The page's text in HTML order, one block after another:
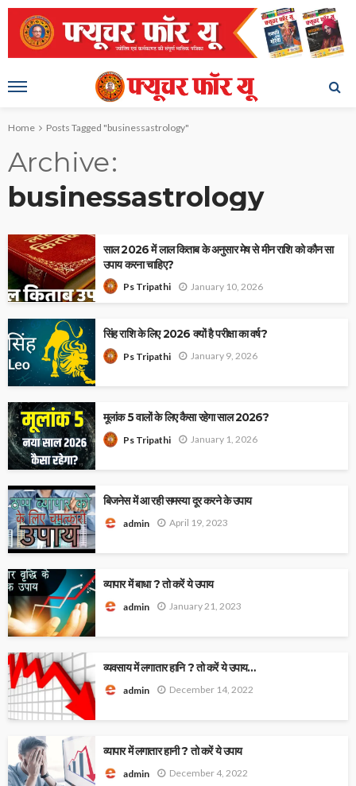
Home Posts Tagged "businessastrology"
Archive
businessastrology
साल 2026 में लाल किताब के अनुसार मेष से मीन राशि को कौन सा
उपाय करना चाहिए?
Ps Tripathi January 10, 2026
सिंह राशि के लिए 2026 क्यों है परीक्षा का वर्ष?
Ps Tripathi January 9, 2026
मूलांक 5 वालों के लिए कैसा रहेगा साल 2026?
Ps Tripathi January 1, 2026
बिजनेस में आ रही समस्या दूर करने के उपाय
admin April 19, 2023
व्यापार में बाधा ? तो करें ये उपाय
admin January 21, 2023
व्यवसाय में लगातार हानि ? तो करें ये उपाय…
admin December 14, 2022
व्यापार में लगातार हानी ? तो करें ये उपाय
admin December 4, 2022